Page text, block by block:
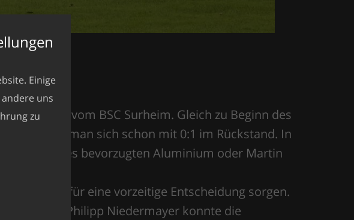
vom BSC Surheim. Gleich zu Beginn des
sah man sich schon mit 0:1 im Rückstand. In
es bevorzugten Aluminium oder Martin
aber für eine vorzeitige Entscheidung sorgen.
verletzte Philipp Niedermayer konnte die
Einige
uns
zu